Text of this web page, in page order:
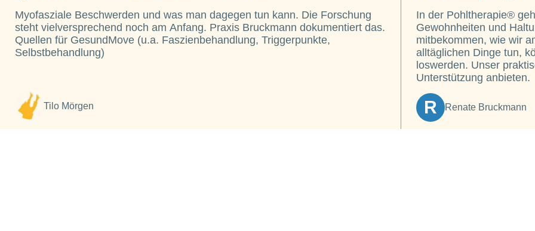
Myofasziale Beschwerden und was man dagegen tun kann. Die Forschung
steht vielversprechend noch am Anfang. Praxis Bruckmann dokumentiert das.
Quellen für GesundMove (u.a. Faszienbehandlung, Triggerpunkte,
Selbstbehandlung)
Tilo Mörgen
In der Pohltherapie®
Gewohnheiten und
mitbekommen, wie wir
alltäglichen Dinge tun,
loswerden. Unser
Unterstützung anbieten.
R Renate Bruckmann